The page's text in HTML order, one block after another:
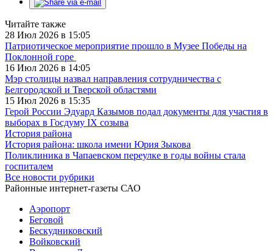
Читайте также
28 Июл 2026 в 15:05
Патриотическое мероприятие прошло в Музее Победы на
Поклонной горе
16 Июл 2026 в 14:05
Мэр столицы назвал направления сотрудничества с
Белгородской и Тверской областями
15 Июл 2026 в 15:35
Герой России Эдуард Казымов подал документы для участия в
выборах в Госдуму IX созыва
История района
История района: школа имени Юрия Зыкова
Поликлиника в Чапаевском переулке в годы войны стала
госпиталем
Все новости рубрики
Районные интернет-газеты САО
Аэропорт
Беговой
Бескудниковский
Войковский